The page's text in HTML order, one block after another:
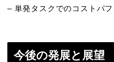
– 単発タスクでのコストパ
今後の発展と展望